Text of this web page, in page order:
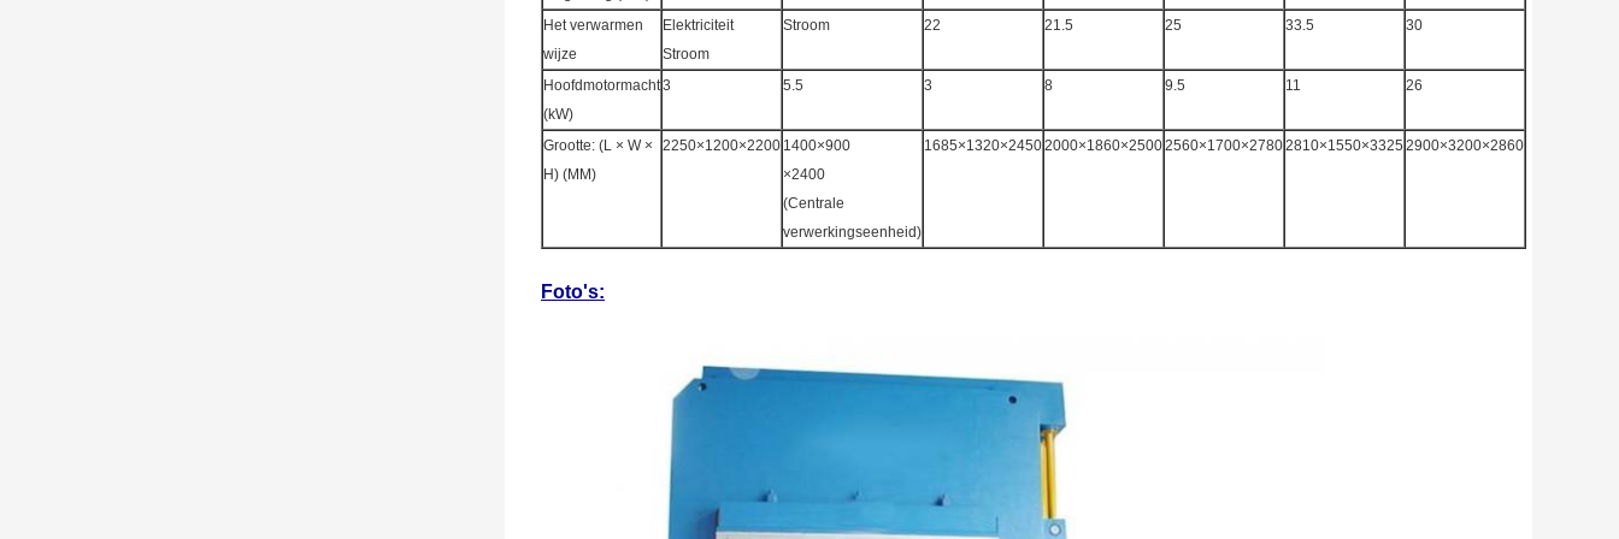
Het verwarmen
wijze
Elektriciteit
Stroom
Stroom 22 21.5 25 33.5 30
Hoofdmotormacht
(kW)
3 5.5 3 8 9.5 11 26
Grootte: (L × W ×
H) (MM)
2250×1200×2200 1400×900
×2400
(Centrale
verwerkingseenheid)
1685×1320×24502000×1860×25002560×1700×27802810×1550×3325 2900×3200×2860
Foto's: